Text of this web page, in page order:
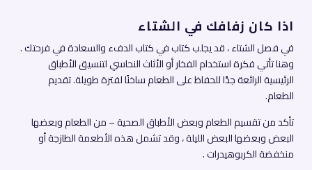
اذا كان زفافك في الشتاء
في فصل الشتاء ، قد يجلب كتاب في كتاب الدفء والسعادة في فرحتك .
وهنا تأتي فكرة استخدام الفخار أو الأثاث النحاسي لتنسيق الأطباق
الرئيسية الرائعة جدًا للحفاظ على الطعام ساخنًا لفترة طويلة. تقديم
الطعام.
تأكد من تقسيم الطعام وبعض الأطباق الصحية – من الطعام وبعضها
البعض وبعضها البعض الليلة ، وقد تشمل هذه الأطعمة الطازجة أو
منخفضة الكربوهيدرات .